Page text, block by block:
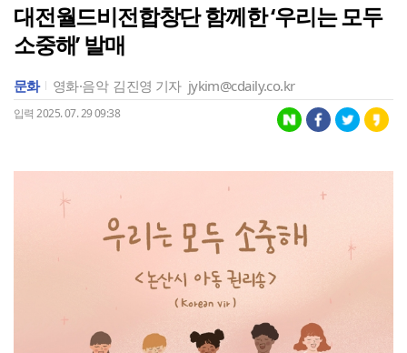
대전월드비전합창단 함께한 ‘우리는 모두
소중해’ 발매
문화 영화·음악 김진영 기자 jykim@cdaily.co.kr
입력 2025. 07. 29 09:38